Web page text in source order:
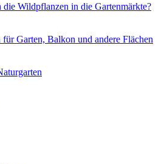
Wildpflanzen in die Gartenmärkte?
Garten, Balkon und andere Flächen